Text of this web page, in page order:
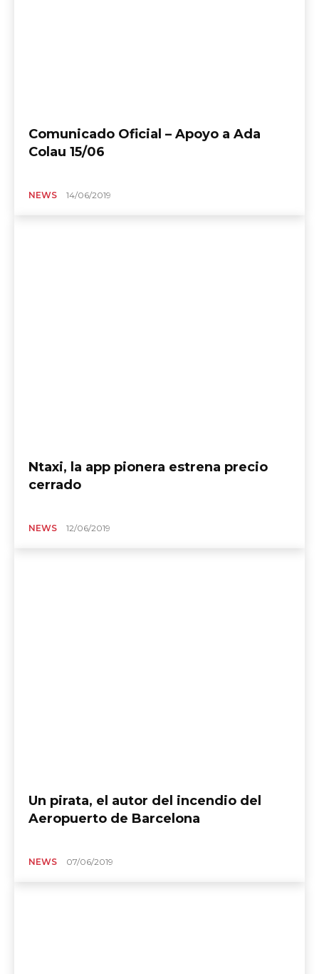
Comunicado Oficial – Apoyo a Ada
Colau 15/06
NEWS 14/06/2019
Ntaxi, la app pionera estrena precio
cerrado
NEWS 12/06/2019
Un pirata, el autor del incendio del
Aeropuerto de Barcelona
NEWS 07/06/2019